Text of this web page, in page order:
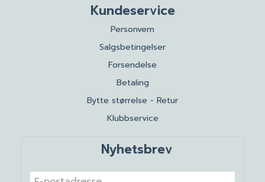
Kundeservice
Personvern
Salgsbetingelser
Forsendelse
Betaling
Bytte størrelse - Retur
Klubbservice
Nyhetsbrev